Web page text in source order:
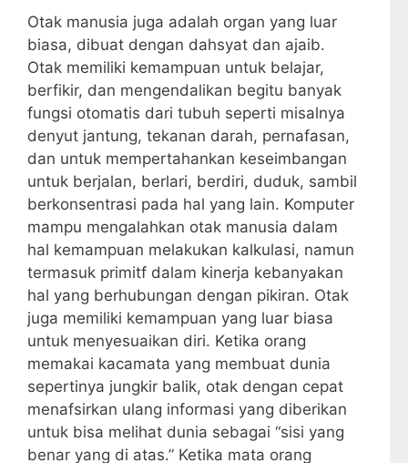
Otak manusia juga adalah organ yang luar
biasa, dibuat dengan dahsyat dan ajaib.
Otak memiliki kemampuan untuk belajar,
berfikir, dan mengendalikan begitu banyak
fungsi otomatis dari tubuh seperti misalnya
denyut jantung, tekanan darah, pernafasan,
dan untuk mempertahankan keseimbangan
untuk berjalan, berlari, berdiri, duduk, sambil
berkonsentrasi pada hal yang lain. Komputer
mampu mengalahkan otak manusia dalam
hal kemampuan melakukan kalkulasi, namun
termasuk primitf dalam kinerja kebanyakan
hal yang berhubungan dengan pikiran. Otak
juga memiliki kemampuan yang luar biasa
untuk menyesuaikan diri. Ketika orang
memakai kacamata yang membuat dunia
sepertinya jungkir balik, otak dengan cepat
menafsirkan ulang informasi yang diberikan
untuk bisa melihat dunia sebagai “sisi yang
benar yang di atas.” Ketika mata orang